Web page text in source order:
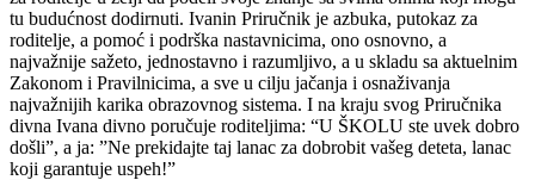
tu budućnost dodirnuti. Ivanin Priručnik je azbuka, putokaz za
roditelje, a pomoć i podrška nastavnicima, ono osnovno, a
najvažnije sažeto, jednostavno i razumljivo, a u skladu sa aktuelnim
Zakonom i Pravilnicima, a sve u cilju jačanja i osnaživanja
najvažnijih karika obrazovnog sistema. I na kraju svog Priručnika
divna Ivana divno poručuje roditeljima: “U ŠKOLU ste uvek dobro
došli”, a ja: ”Ne prekidajte taj lanac za dobrobit vašeg deteta, lanac
koji garantuje uspeh!”